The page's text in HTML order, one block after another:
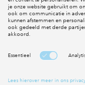
Social Media
Cookies